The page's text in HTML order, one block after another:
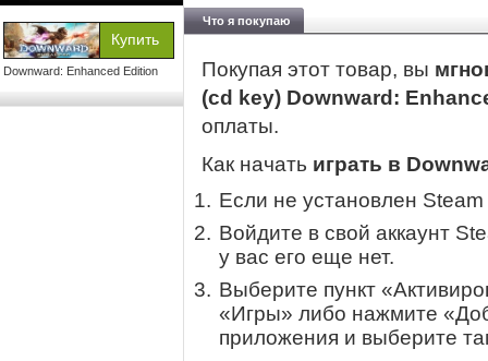
Downward: Enhanced Edition
Что я покупаю
Покупая этот товар, вы
(cd key) Downward:
оплаты.
Как начать играть в
Если не установлен
Войдите в свой аккаунт
у вас его еще нет.
Выберите пункт
«Игры» либо нажмите
приложения и выберите